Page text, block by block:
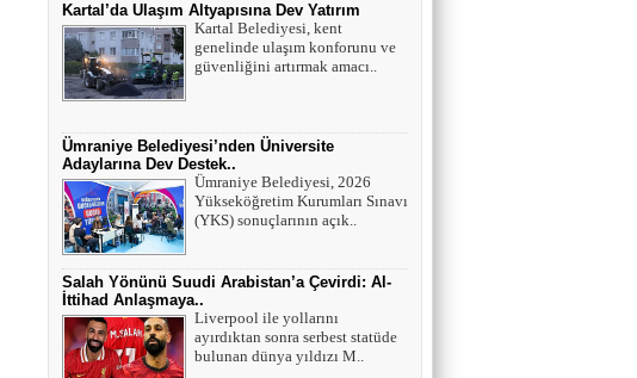
Asiye UMUT
YAŞ ve BAŞ 54
Yavuz ŞİMŞEK
Tek cümle 281 kelime...
Kartal’da Ulaşım Altyapısına Dev Yatırım
Kartal Belediyesi, kent
genelinde ulaşım konforunu ve
güvenliğini artırmak amacı..
Ümraniye Belediyesi’nden Üniversite
Adaylarına Dev Destek..
Ümraniye Belediyesi, 2026
Yükseköğretim Kurumları Sınavı
(YKS) sonuçlarının açık..
Salah Yönünü Suudi Arabistan’a Çevirdi: Al-
İttihad Anlaşmaya..
Liverpool ile yollarını
ayırdıktan sonra serbest statüde
bulunan dünya yıldızı M..